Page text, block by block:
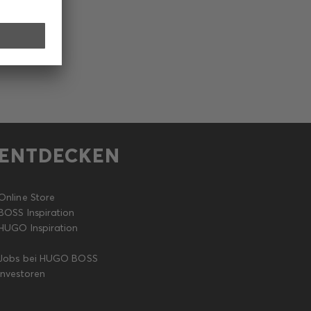
Store
Inspiration
Inspiration
bei HUGO BOSS